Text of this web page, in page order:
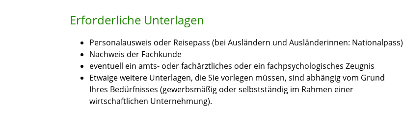
Erforderliche Unterlagen
Personalausweis oder Reisepass (bei Ausländern und Ausländerinnen: Nationalpass)
Nachweis der Fachkunde
eventuell ein amts- oder fachärztliches oder ein fachpsychologisches Zeugnis
Etwaige weitere Unterlagen, die Sie vorlegen müssen, sind abhängig vom Grund
Ihres Bedürfnisses (gewerbsmäßig oder selbstständig im Rahmen einer
wirtschaftlichen Unternehmung).